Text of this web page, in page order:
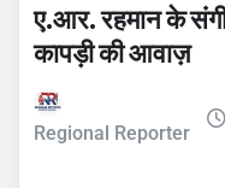
ए.आर. रहमान के
कापड़ी की आवाज़
Regional Reporter